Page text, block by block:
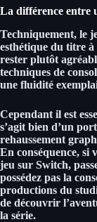
La différence entre
Techniquement, le
esthétique du titre
rester plutôt
techniques de
une fluidité
Cependant il est
s’agit bien d’un
rehaussement
En conséquence, si
jeu sur Switch,
possédez pas la
productions du
de découvrir
la série.